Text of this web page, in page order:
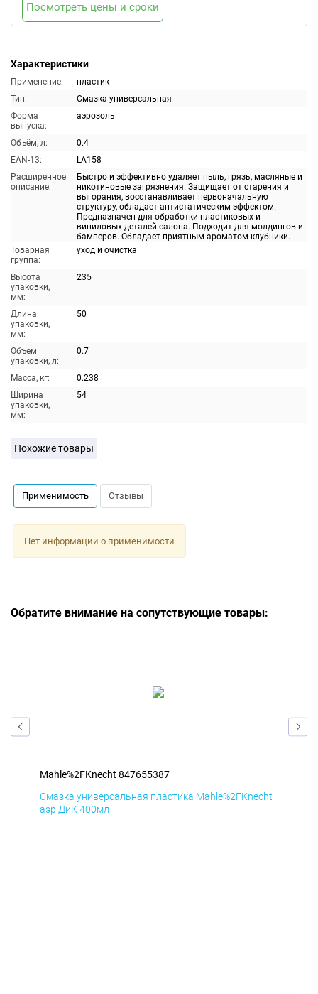
Характеристики
Применение:
пластик
Тип:
Смазка универсальная
Форма
выпуска:
аэрозоль
Объём, л:
0.4
EAN-13:
LA158
Расширенное
описание:
Быстро и эффективно удаляет пыль, грязь, масляные и
никотиновые загрязнения. Защищает от старения и
выгорания, восстанавливает первоначальную
структуру, обладает антистатическим эффектом.
Предназначен для обработки пластиковых и
виниловых деталей салона. Подходит для молдингов и
бамперов. Обладает приятным ароматом клубники.
Товарная
группа:
уход и очистка
Высота
упаковки,
мм:
235
Длина
упаковки,
мм:
50
Объем
упаковки, л:
0.7
Масса, кг:
0.238
Ширина
упаковки,
мм:
54
Посмотреть цены и сроки
Похожие товары
Применимость Отзывы
Нет информации о применимости
Обратите внимание на сопутствующие товары:
Mahle%2FKnecht 847655387
Смазка универсальная пластика Mahle%2FKnecht
аэр ДиК 400мл